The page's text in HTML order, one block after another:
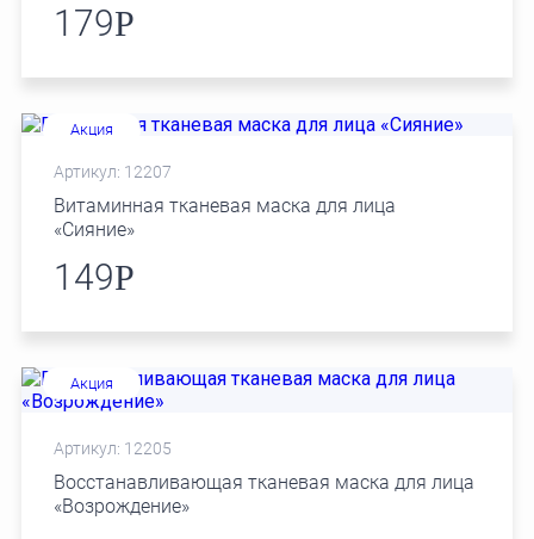
179Р
Акция
Артикул: 12207
Витаминная тканевая маска для лица
«Сияние»
149Р
Акция
Артикул: 12205
Восстанавливающая тканевая маска для лица
«Возрождение»